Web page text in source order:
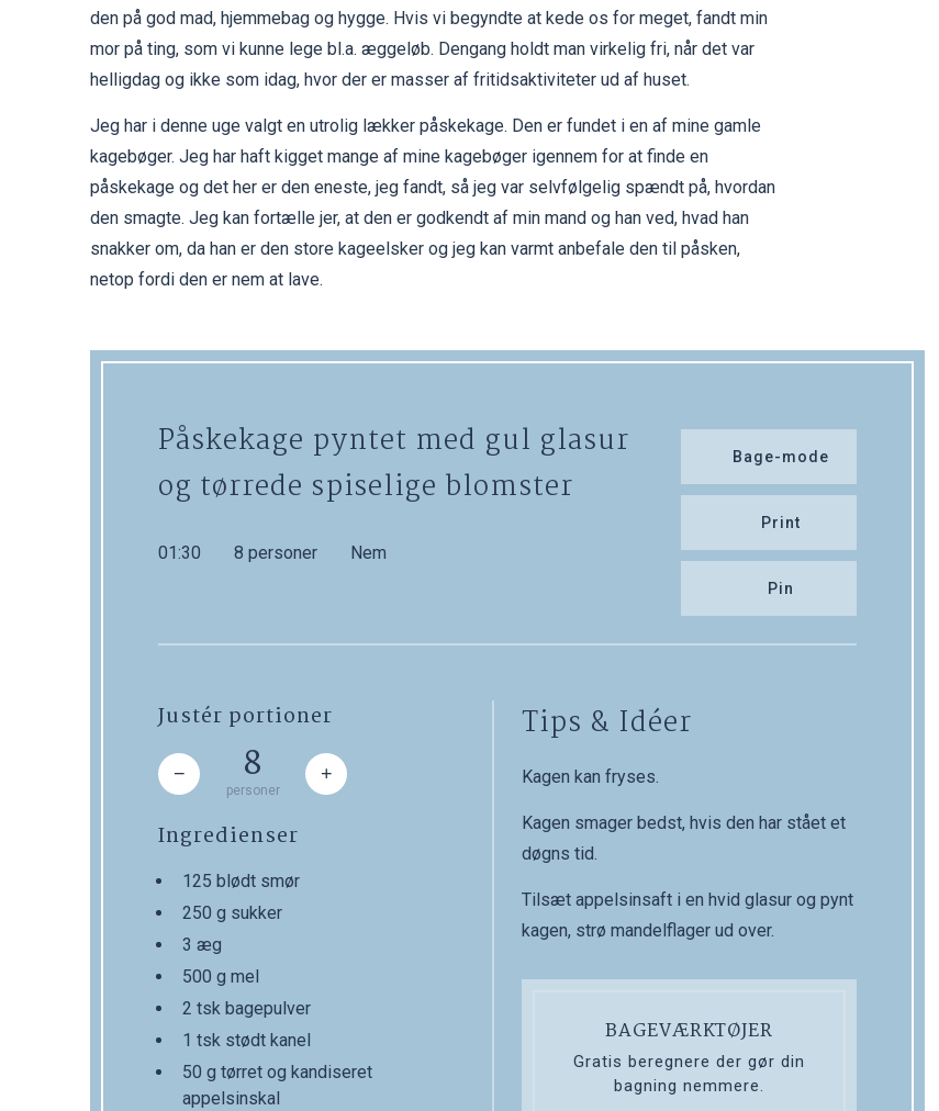
den på god mad, hjemmebag og hygge. Hvis vi begyndte at kede os for meget, fandt min
mor på ting, som vi kunne lege bl.a. æggeløb. Dengang holdt man virkelig fri, når det var
helligdag og ikke som idag, hvor der er masser af fritidsaktiviteter ud af huset.
Jeg har i denne uge valgt en utrolig lækker påskekage. Den er fundet i en af mine gamle
kagebøger. Jeg har haft kigget mange af mine kagebøger igennem for at finde en
påskekage og det her er den eneste, jeg fandt, så jeg var selvfølgelig spændt på, hvordan
den smagte. Jeg kan fortælle jer, at den er godkendt af min mand og han ved, hvad han
snakker om, da han er den store kageelsker og jeg kan varmt anbefale den til påsken,
netop fordi den er nem at lave.
Påskekage pyntet med gul glasur
og tørrede spiselige blomster
01:30 8 personer Nem
Bage-mode
Print
Pin
Justér portioner
− 8
personer
+
Ingredienser
125 blødt smør
250 g sukker
3 æg
500 g mel
2 tsk bagepulver
1 tsk stødt kanel
50 g tørret og kandiseret
appelsinskal
Tips & Idéer
Kagen kan fryses.
Kagen smager bedst, hvis den har stået et
døgns tid.
Tilsæt appelsinsaft i en hvid glasur og pynt
kagen, strø mandelflager ud over.
BAGEVÆRKTØJER
Gratis beregnere der gør din
bagning nemmere.